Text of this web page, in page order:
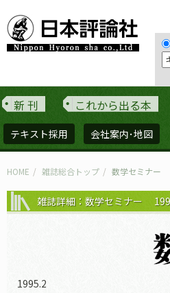
新 刊 これから出る本
テキスト採用 会社案内･地図
HOME 雑誌総合トップ 数学セミナー
雑誌詳細：数学セミナー
1995.2